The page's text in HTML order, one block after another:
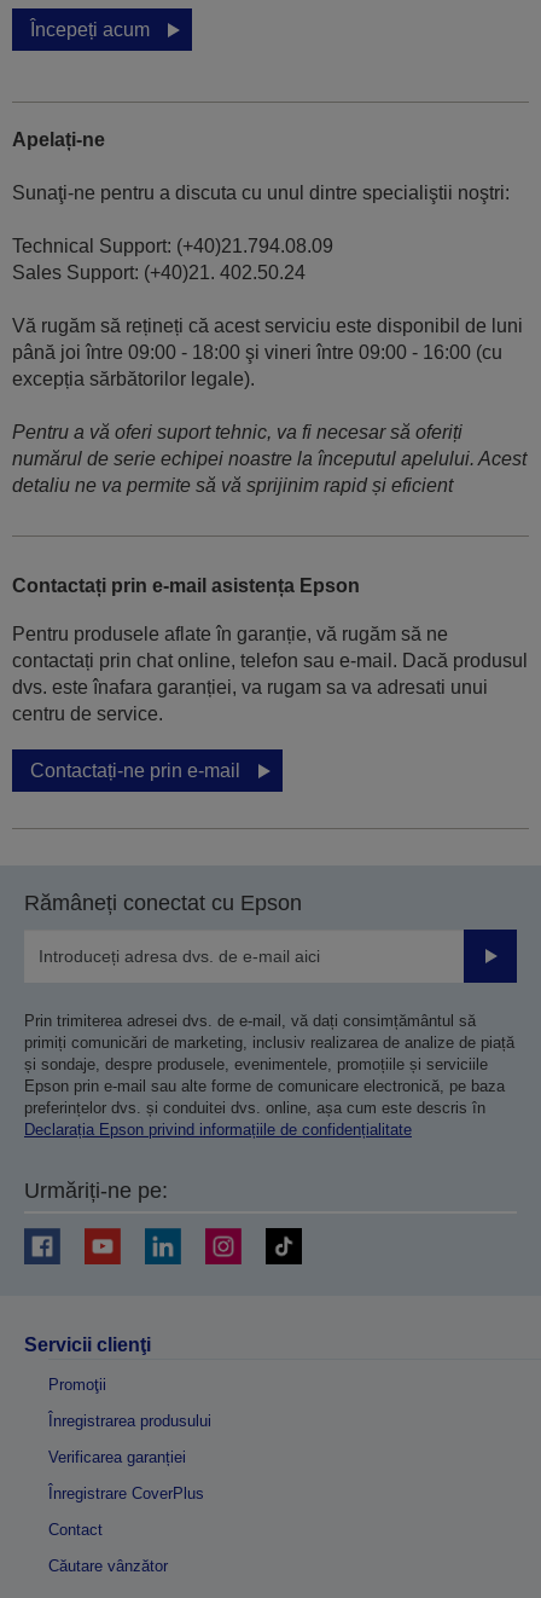
Începeți acum
Apelați-ne
Sunaţi-ne pentru a discuta cu unul dintre specialiştii noştri:
Technical Support: (+40)21.794.08.09
Sales Support: (+40)21. 402.50.24
Vă rugăm să rețineți că acest serviciu este disponibil de luni
până joi între 09:00 - 18:00 şi vineri între 09:00 - 16:00 (cu
excepția sărbătorilor legale).
Pentru a vă oferi suport tehnic, va fi necesar să oferiți
numărul de serie echipei noastre la începutul apelului. Acest
detaliu ne va permite să vă sprijinim rapid și eficient
Contactați prin e-mail asistența Epson
Pentru produsele aflate în garanție, vă rugăm să ne
contactați prin chat online, telefon sau e-mail. Dacă produsul
dvs. este înafara garanției, va rugam sa va adresati unui
centru de service.
Contactați-ne prin e-mail
Rămâneți conectat cu Epson
Prin trimiterea adresei dvs. de e-mail, vă dați consimțământul să
primiți comunicări de marketing, inclusiv realizarea de analize de piață
și sondaje, despre produsele, evenimentele, promoțiile și serviciile
Epson prin e-mail sau alte forme de comunicare electronică, pe baza
preferințelor dvs. și conduitei dvs. online, așa cum este descris în
Declarația Epson privind informațiile de confidențialitate
Urmăriți-ne pe:
Servicii clienţi
Promoţii
Înregistrarea produsului
Verificarea garanției
Înregistrare CoverPlus
Contact
Căutare vânzător